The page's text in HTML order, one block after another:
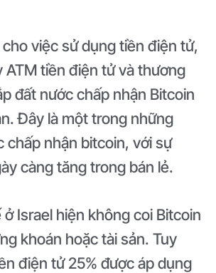
việc sử dụng tiền điện tử,
ATM tiền điện tử và thương
đất nước chấp nhận Bitcoin
Đây là một trong những
chấp nhận bitcoin, với sự
càng tăng trong bán lẻ.
Israel hiện không coi Bitcoin
khoán hoặc tài sản. Tuy
điện tử 25% được áp dụng